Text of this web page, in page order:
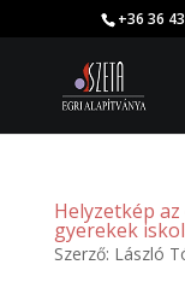
+36 36
Helyzetkép
gyerekek
Szerző: László